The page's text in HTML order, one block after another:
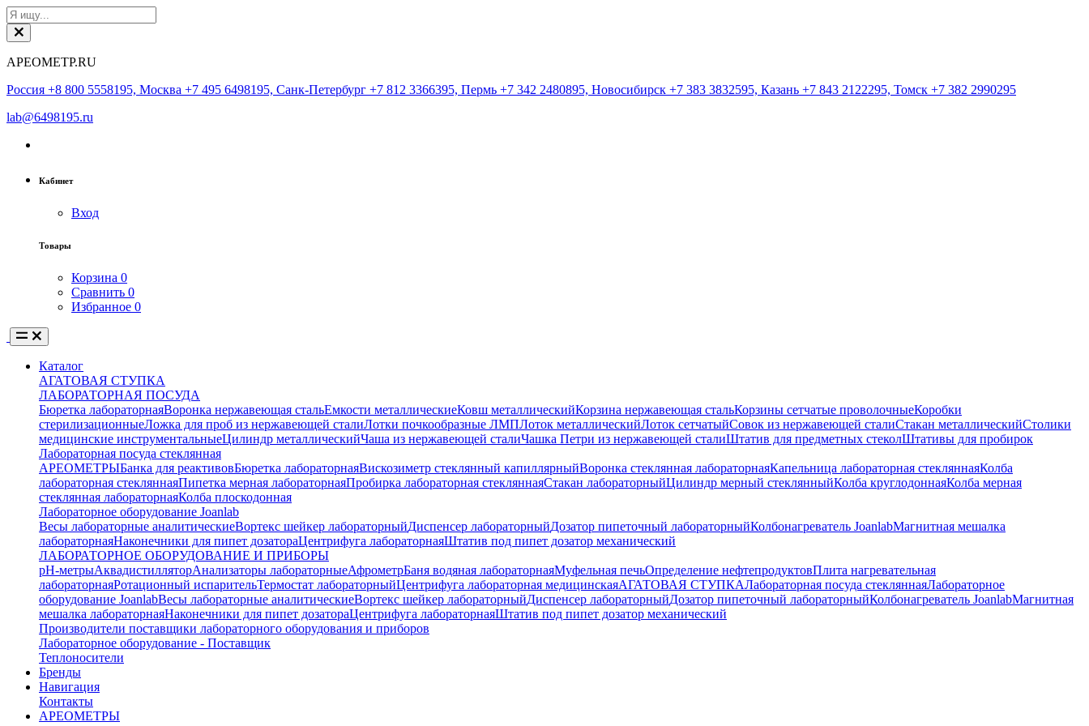
АРЕОМЕТР.RU
Россия +8 800 5558195, Москва +7 495 6498195, Санк-Петербург +7 812 3366395, Пермь +7 342 2480895, Новосибирск +7 383 3832595, Казань +7 843 2122295, Томск +7 382 2990295
lab@6498195.ru
Кабинет
Вход
Товары
Корзина 0
Сравнить 0
Избранное 0
Каталог
АГАТОВАЯ СТУПКА
ЛАБОРАТОРНАЯ ПОСУДА
Бюретка лабораторнаяВоронка нержавеющая стальЕмкости металлическиеКовш металлическийКорзина нержавеющая стальКорзины сетчатые проволочныеКоробки
стерилизационныеЛожка для проб из нержавеющей сталиЛотки почкообразные ЛМПЛоток металлическийЛоток сетчатыйСовок из нержавеющей сталиСтакан металлическийСтолики
медицинские инструментальныеЦилиндр металлическийЧаша из нержавеющей сталиЧашка Петри из нержавеющей сталиШтатив для предметных стеколШтативы для пробирок
Лабораторная посуда стеклянная
АРЕОМЕТРЫБанка для реактивовБюретка лабораторнаяВискозиметр стеклянный капиллярныйВоронка стеклянная лабораторнаяКапельница лабораторная стекляннаяКолба
лабораторная стекляннаяПипетка мерная лабораторнаяПробирка лабораторная стекляннаяСтакан лабораторныйЦилиндр мерный стеклянныйКолба круглодоннаяКолба мерная
стеклянная лабораторнаяКолба плоскодонная
Лабораторное оборудование Joanlab
Весы лабораторные аналитическиеВортекс шейкер лабораторныйДиспенсер лабораторныйДозатор пипеточный лабораторныйКолбонагреватель JoanlabМагнитная мешалка
лабораторнаяНаконечники для пипет дозатораЦентрифуга лабораторнаяШтатив под пипет дозатор механический
ЛАБОРАТОРНОЕ ОБОРУДОВАНИЕ И ПРИБОРЫ
pH-метрыАквадистилляторАнализаторы лабораторныеАфрометрБаня водяная лабораторнаяМуфельная печьОпределение нефтепродуктовПлита нагревательная
лабораторнаяРотационный испарительТермостат лабораторныйЦентрифуга лабораторная медицинскаяАГАТОВАЯ СТУПКАЛабораторная посуда стекляннаяЛабораторное
оборудование JoanlabВесы лабораторные аналитическиеВортекс шейкер лабораторныйДиспенсер лабораторныйДозатор пипеточный лабораторныйКолбонагреватель JoanlabМагнитная
мешалка лабораторнаяНаконечники для пипет дозатораЦентрифуга лабораторнаяШтатив под пипет дозатор механический
Производители поставщики лабораторного оборудования и приборов
Лабораторное оборудование - Поставщик
Теплоносители
Бренды
Навигация
Контакты
АРЕОМЕТРЫ